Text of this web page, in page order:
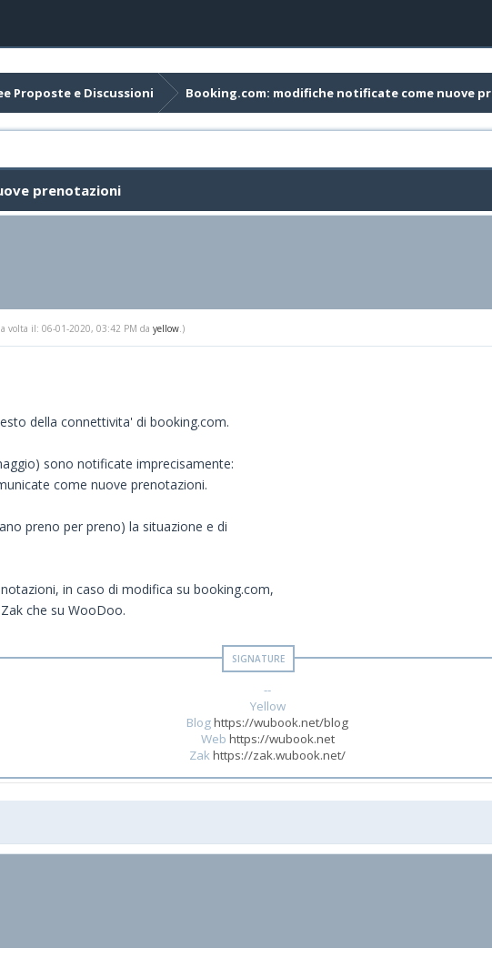
Proposte e Discussioni Booking.com: modifiche notificate come nuove
prenotazioni
volta il: 06-01-2020, 03:42 PM da yellow .)
della connettivita' di booking.com.
sono notificate imprecisamente:
come nuove prenotazioni.
preno per preno) la situazione e di
in caso di modifica su booking.com,
che su WooDoo.
--
Yellow
Bloghttps://wubook.net/blog
Web https://wubook.net
Zakhttps://zak.wubook.net/